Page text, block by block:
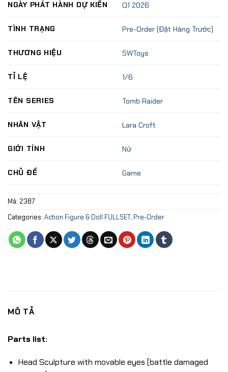
NGÀY PHÁT HÀNH DỰ KIẾN Q1 2026
TÌNH TRẠNG Pre-Order (Đặt Hàng Trước)
THƯƠNG HIỆU SWToys
TỈ LỆ 1/6
TÊN SERIES Tomb Raider
NHÂN VẬT Lara Croft
GIỚI TÍNH Nữ
CHỦ ĐỀ Game
Mã: 2387
Categories: Action Figure & Doll FULLSET, Pre-Order
MÔ TẢ
Parts list:
Head Sculpture with movable eyes (battle damaged